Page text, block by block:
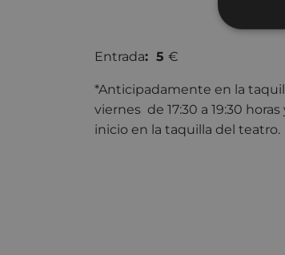
Entrada: 5 €
*Anticipadamente en la
viernes de 17:30 a 19:30 horas
inicio en la taquilla del teatro.